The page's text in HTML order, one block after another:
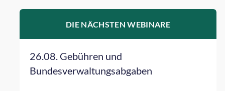
DIE NÄCHSTEN WEBINARE
26.08. Gebühren und
Bundesverwaltungsabgaben